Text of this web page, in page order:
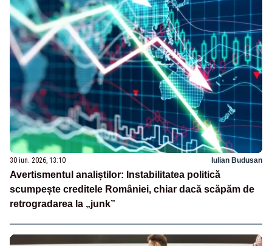
30 iun. 2026, 13:10 Iulian Budusan
Avertismentul analiștilor: Instabilitatea politică
scumpește creditele României, chiar dacă scăpăm de
retrogradarea la „junk”